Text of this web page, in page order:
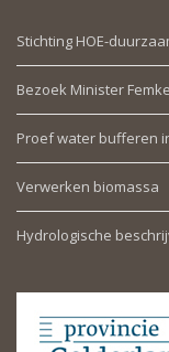
Stichting HOE-
Bezoek Minister
Proef water bufferen
Verwerken biomassa
Hydrologische